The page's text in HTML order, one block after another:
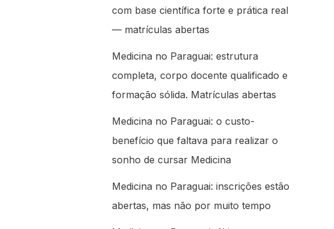
com base científica forte e prática real
— matrículas abertas
Medicina no Paraguai: estrutura
completa, corpo docente qualificado e
formação sólida. Matrículas abertas
Medicina no Paraguai: o custo-
benefício que faltava para realizar o
sonho de cursar Medicina
Medicina no Paraguai: inscrições estão
abertas, mas não por muito tempo